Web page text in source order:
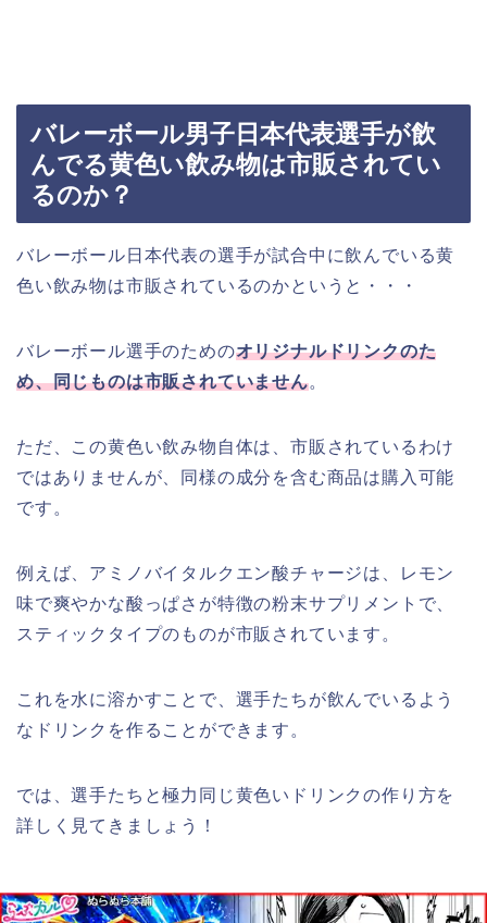
バレーボール男子日本代表選手が飲
んでる黄色い飲み物は市販されてい
るのか？
バレーボール日本代表の選手が試合中に飲んでいる黄
色い飲み物は市販されているのかというと・・・
バレーボール選手のためのオリジナルドリンクのた
め、同じものは市販されていません。
ただ、この黄色い飲み物自体は、市販されているわけ
ではありませんが、同様の成分を含む商品は購入可能
です。
例えば、アミノバイタルクエン酸チャージは、レモン
味で爽やかな酸っぱさが特徴の粉末サプリメントで、
スティックタイプのものが市販されています。
これを水に溶かすことで、選手たちが飲んでいるよう
なドリンクを作ることができます。
では、選手たちと極力同じ黄色いドリンクの作り方を
詳しく見てきましょう！